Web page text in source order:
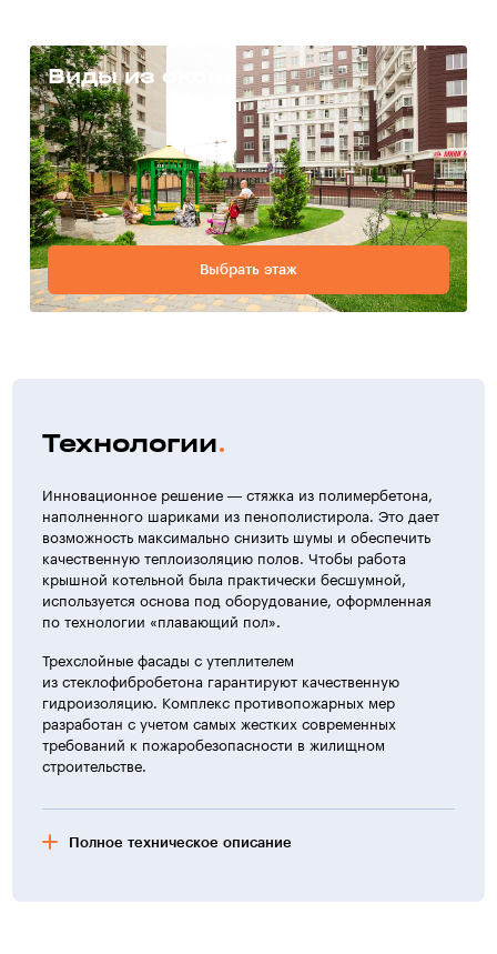
Виды из окон
Выбрать этаж
Технологии
Инновационное решение — стяжка из полимербетона,
наполненного шариками из пенополистирола. Это дает
возможность максимально снизить шумы и обеспечить
качественную теплоизоляцию полов. Чтобы работа
крышной котельной была практически бесшумной,
используется основа под оборудование, оформленная
по технологии «плавающий пол».
Трехслойные фасады с утеплителем
из стеклофибробетона гарантируют качественную
гидроизоляцию. Комплекс противопожарных мер
разработан с учетом самых жестких современных
требований к пожаробезопасности в жилищном
строительстве.
Полное техническое описание